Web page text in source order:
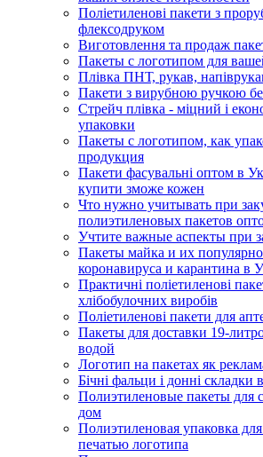
Поліетиленові пакети з
флексодруком
Виготовлення та продаж
Пакеты с логотипом для
Плівка ПНТ, рукав,
Пакети з вирубною ручкою
Стрейч плівка - міцний і
упаковки
Пакеты с логотипом, как
продукция
Пакети фасувальні оптом в
купити зможе кожен
Что нужно учитывать при
полиэтиленовых пакетов
Учтите важные аспекты при
Пакеты майка и их
коронавируса и карантина в
Практичні поліетиленові
хлібобулочних виробів
Поліетиленові пакети для
Пакеты для доставки 19-
водой
Логотип на пакетах як
Бічні фальци і донні складки
Полиэтиленовые пакеты для
дом
Полиэтиленовая упаковка
печатью логотипа